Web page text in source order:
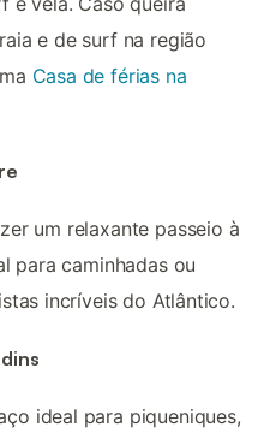
e de surf na região
Casa de férias na
um relaxante passeio à
para caminhadas ou
incríveis do Atlântico.
ideal para piqueniques,